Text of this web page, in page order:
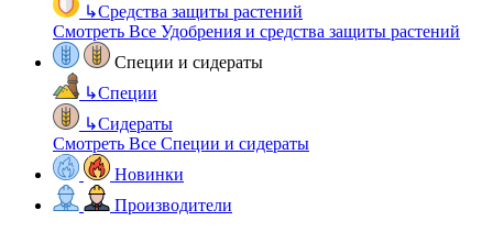
↳Средства защиты растений
Смотреть Все Удобрения и средства защиты растений
Специи и сидераты
↳Специи
↳Сидераты
Смотреть Все Специи и сидераты
Новинки
Производители